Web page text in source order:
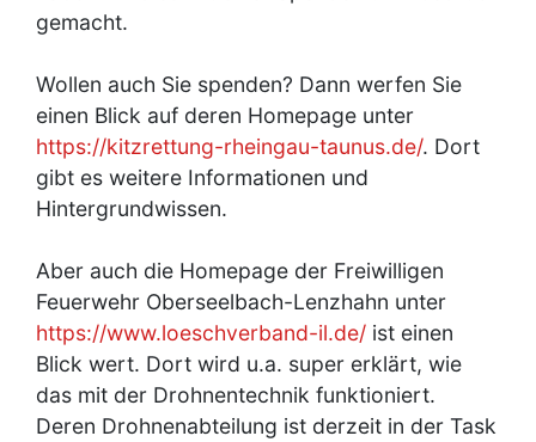
gemacht.
Wollen auch Sie spenden? Dann werfen Sie
einen Blick auf deren Homepage unter
https://kitzrettung-rheingau-taunus.de/. Dort
gibt es weitere Informationen und
Hintergrundwissen.
Aber auch die Homepage der Freiwilligen
Feuerwehr Oberseelbach-Lenzhahn unter
https://www.loeschverband-il.de/ ist einen
Blick wert. Dort wird u.a. super erklärt, wie
das mit der Drohnentechnik funktioniert.
Deren Drohnenabteilung ist derzeit in der Task